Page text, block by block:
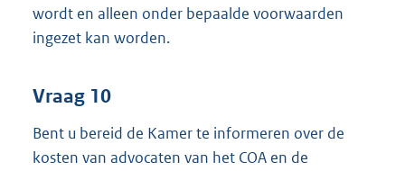
wordt en alleen onder bepaalde voorwaarden
ingezet kan worden.
Vraag 10
Bent u bereid de Kamer te informeren over de
kosten van advocaten van het COA en de